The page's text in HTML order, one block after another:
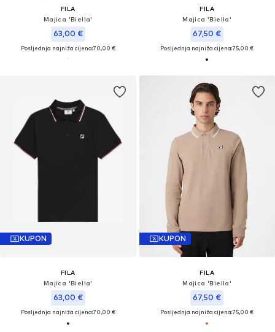
FILA
Majica 'Biella'
63,00 €
Posljednja najniža cijena:70,00 €
FILA
Majica 'Biella'
67,50 €
Posljednja najniža cijena:75,00 €
KUPON
FILA
Majica 'Biella'
63,00 €
Posljednja najniža cijena:70,00 €
KUPON
FILA
Majica 'Biella'
67,50 €
Posljednja najniža cijena:75,00 €